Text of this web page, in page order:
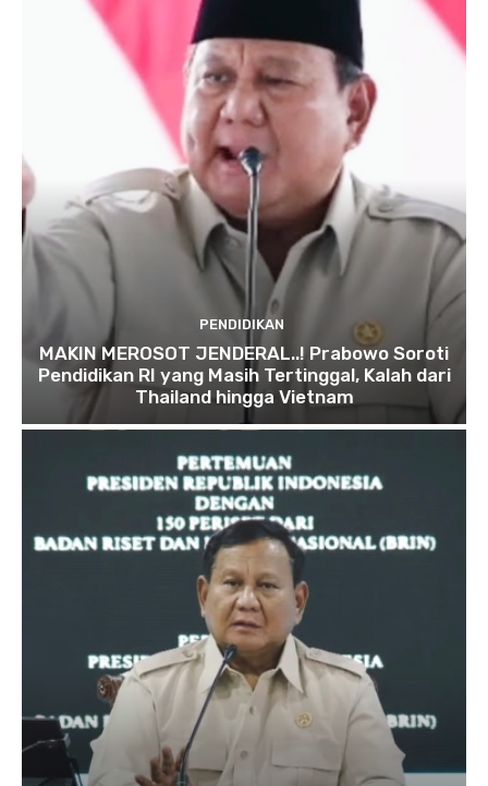
PENDIDIKAN
MAKIN MEROSOT JENDERAL..! Prabowo Soroti
Pendidikan RI yang Masih Tertinggal, Kalah dari
Thailand hingga Vietnam